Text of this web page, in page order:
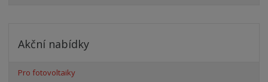
Akční nabídky
Pro fotovoltaiky